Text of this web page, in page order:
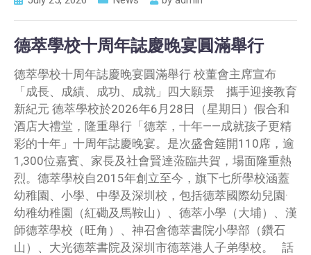
德萃學校十周年誌慶晚宴圓滿舉行
德萃學校十周年誌慶晚宴圓滿舉行 校董會主席宣布
「成長、成績、成功、成就」四大願景 攜手迎接教育
新紀元 德萃學校於2026年6月28日（星期日）假合和
酒店大禮堂，隆重舉行「德萃，十年——成就孩子更精
彩的十年」十周年誌慶晚宴。是次盛會筵開110席，逾
1,300位嘉賓、家長及社會賢達蒞臨共賀，場面隆重熱
烈。德萃學校自2015年創立至今，旗下七所學校涵蓋
幼稚園、小學、中學及深圳校，包括德萃國際幼兒園·
幼稚幼稚園（紅磡及馬鞍山）、德萃小學（大埔）、漢
師德萃學校（旺角）、神召會德萃書院小學部（鑽石
山）、大光德萃書院及深圳市德萃港人子弟學校。 話